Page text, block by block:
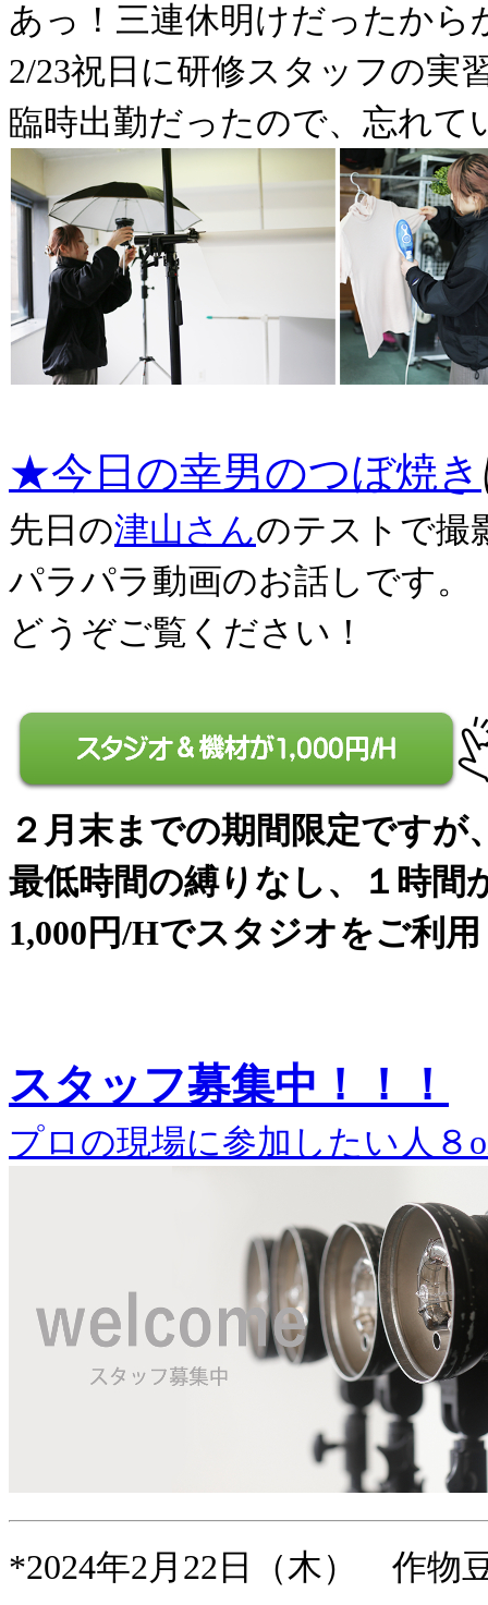
あっ！三連休明けだったから
2/23祝日に研修スタッフの実
臨時出勤だったので、忘れて
★今日の幸男のつぼ焼き
先日の津山さんのテストで撮
パラパラ動画のお話しです。
どうぞご覧ください！
２月末までの期間限定ですが
最低時間の縛りなし、１時間
1,000円/Hでスタジオをご利
スタッフ募集中！！！
プロの現場に参加したい人８
*2024年2月22日（木） 作物